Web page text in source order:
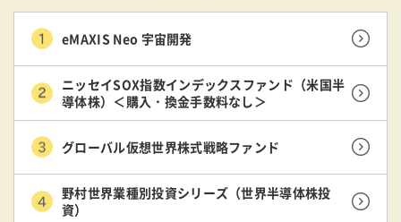
eMAXIS Neo 宇宙開発
ニッセイSOX指数インデックスファンド（米国半
導体株）＜購入・換金手数料なし＞
グローバル仮想世界株式戦略ファンド
野村世界業種別投資シリーズ（世界半導体株投
資）